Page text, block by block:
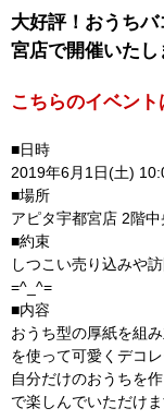
大好評！おうち
宮店で開催いたし
こちらのイベント
■日時
2019年6月1日(土)
■場所
アピタ宇都宮店 2階中
■約束
しつこい売り込みや
=^_^=
■内容
おうち型の厚紙を組
を使って可愛くデコ
自分だけのおうちを
で楽しんでいただけ